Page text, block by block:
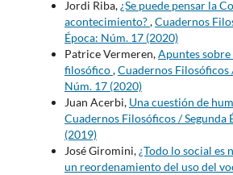
Jordi Riba,¿Se puede pensar la
acontecimiento?,Cuadernos
Época: Núm. 17 (2020)
Patrice Vermeren,Apuntes sobre
filosófico,Cuadernos Filosóficos
Núm. 17 (2020)
Juan Acerbi, Una cuestión de
Cuadernos Filosóficos / Segunda
(2019)
José Giromini,¿Todo lo social es
un reordenamiento del uso del